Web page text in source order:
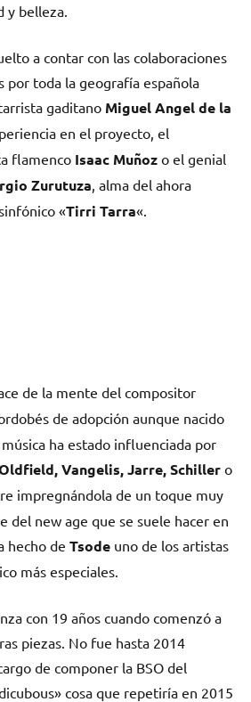
y belleza.
a contar con las colaboraciones
por toda la geografía española
gaditano Miguel Angel de la
en el proyecto, el
flamenco Isaac Muñoz o el genial
Zurutuza , alma del ahora
«Tirri Tarra«.
de la mente del compositor
de adopción aunque nacido
ha estado influenciada por
Vangelis, Jarre, Schiller o
impregnándola de un toque muy
del new age que se suele hacer en
hecho de Tsode uno de los artistas
más especiales.
con 19 años cuando comenzó a
piezas. No fue hasta 2014
de componer la BSO del
cosa que repetiría en 2015